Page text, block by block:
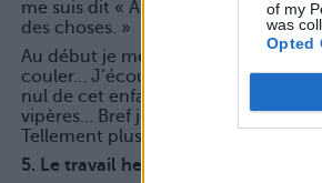
of my
was
Opted
me suis dit « Arrête-toi vieille folle …
des choses. »
Au début je me retenais de ne pas
couler… J’écoutais de loin les
nul de cet enfant sans grammaire,
vipères… Bref je me détachais et
Tellement plus élégant.
5. Le travail heureux